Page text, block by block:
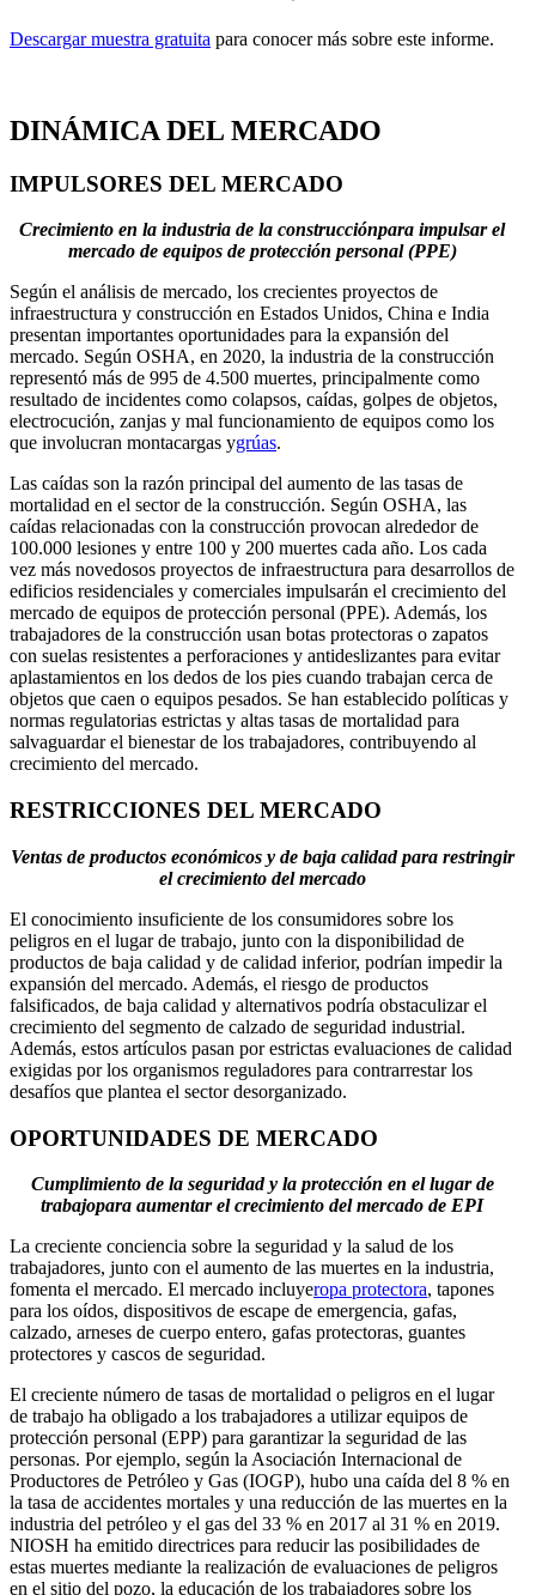
Descargar muestra gratuita para conocer más sobre este informe.
DINÁMICA DEL MERCADO
IMPULSORES DEL MERCADO
Crecimiento en la industria de la construcciónpara impulsar el
mercado de equipos de protección personal (PPE)
Según el análisis de mercado, los crecientes proyectos de
infraestructura y construcción en Estados Unidos, China e India
presentan importantes oportunidades para la expansión del
mercado. Según OSHA, en 2020, la industria de la construcción
representó más de 995 de 4.500 muertes, principalmente como
resultado de incidentes como colapsos, caídas, golpes de objetos,
electrocución, zanjas y mal funcionamiento de equipos como los
que involucran montacargas ygrúas.
Las caídas son la razón principal del aumento de las tasas de
mortalidad en el sector de la construcción. Según OSHA, las
caídas relacionadas con la construcción provocan alrededor de
100.000 lesiones y entre 100 y 200 muertes cada año. Los cada
vez más novedosos proyectos de infraestructura para desarrollos de
edificios residenciales y comerciales impulsarán el crecimiento del
mercado de equipos de protección personal (PPE). Además, los
trabajadores de la construcción usan botas protectoras o zapatos
con suelas resistentes a perforaciones y antideslizantes para evitar
aplastamientos en los dedos de los pies cuando trabajan cerca de
objetos que caen o equipos pesados. Se han establecido políticas y
normas regulatorias estrictas y altas tasas de mortalidad para
salvaguardar el bienestar de los trabajadores, contribuyendo al
crecimiento del mercado.
RESTRICCIONES DEL MERCADO
Ventas de productos económicos y de baja calidad para restringir
el crecimiento del mercado
El conocimiento insuficiente de los consumidores sobre los
peligros en el lugar de trabajo, junto con la disponibilidad de
productos de baja calidad y de calidad inferior, podrían impedir la
expansión del mercado. Además, el riesgo de productos
falsificados, de baja calidad y alternativos podría obstaculizar el
crecimiento del segmento de calzado de seguridad industrial.
Además, estos artículos pasan por estrictas evaluaciones de calidad
exigidas por los organismos reguladores para contrarrestar los
desafíos que plantea el sector desorganizado.
OPORTUNIDADES DE MERCADO
Cumplimiento de la seguridad y la protección en el lugar de
trabajopara aumentar el crecimiento del mercado de EPI
La creciente conciencia sobre la seguridad y la salud de los
trabajadores, junto con el aumento de las muertes en la industria,
fomenta el mercado. El mercado incluyeropa protectora, tapones
para los oídos, dispositivos de escape de emergencia, gafas,
calzado, arneses de cuerpo entero, gafas protectoras, guantes
protectores y cascos de seguridad.
El creciente número de tasas de mortalidad o peligros en el lugar
de trabajo ha obligado a los trabajadores a utilizar equipos de
protección personal (EPP) para garantizar la seguridad de las
personas. Por ejemplo, según la Asociación Internacional de
Productores de Petróleo y Gas (IOGP), hubo una caída del 8 % en
la tasa de accidentes mortales y una reducción de las muertes en la
industria del petróleo y el gas del 33 % en 2017 al 31 % en 2019.
NIOSH ha emitido directrices para reducir las posibilidades de
estas muertes mediante la realización de evaluaciones de peligros
en el sitio del pozo, la educación de los trabajadores sobre los